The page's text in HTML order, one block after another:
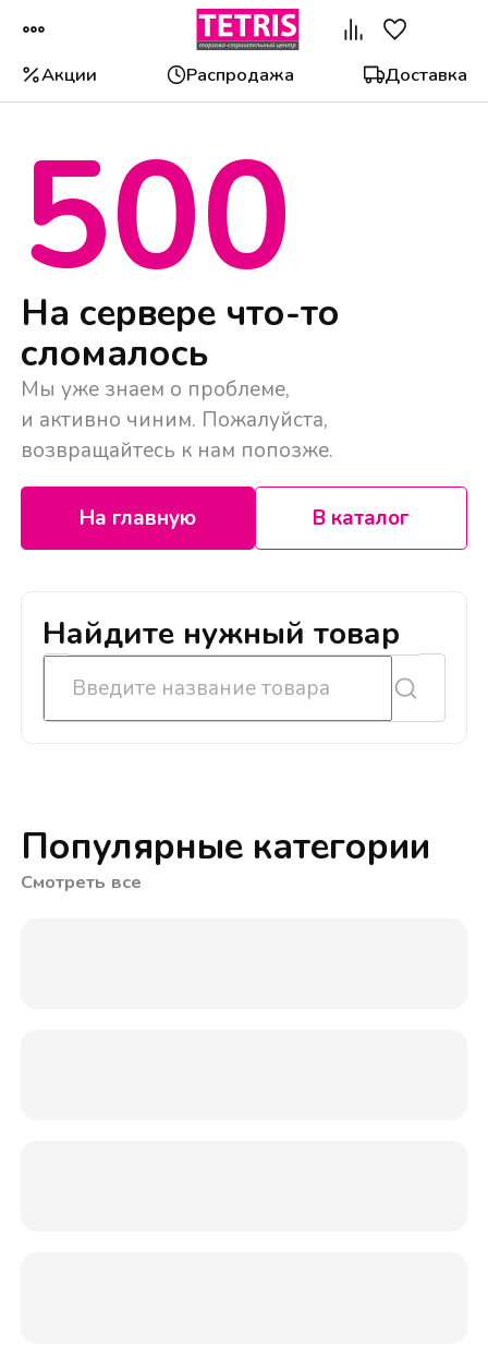
Акции Распродажа Доставка
500
На сервере что-то
сломалось
Мы уже знаем о проблеме,
и активно чиним. Пожалуйста,
возвращайтесь к нам попозже.
На главную В каталог
Найдите нужный товар
Популярные категории
Смотреть все